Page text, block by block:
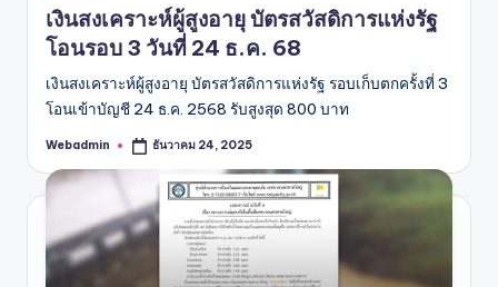
เงินสงเคราะห์ผู้สูงอายุ บัตรสวัสดิการแห่งรัฐ
โอนรอบ 3 วันที่ 24 ธ.ค. 68
เงินสงเคราะห์ผู้สูงอายุ บัตรสวัสดิการแห่งรัฐ รอบเก็บตกครั้งที่ 3
โอนเข้าบัญชี 24 ธ.ค. 2568 รับสูงสุด 800 บาท
Posted
Webadmin ธันวาคม 24, 2025